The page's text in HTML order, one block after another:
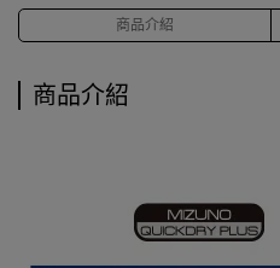
商品介紹
商品介紹